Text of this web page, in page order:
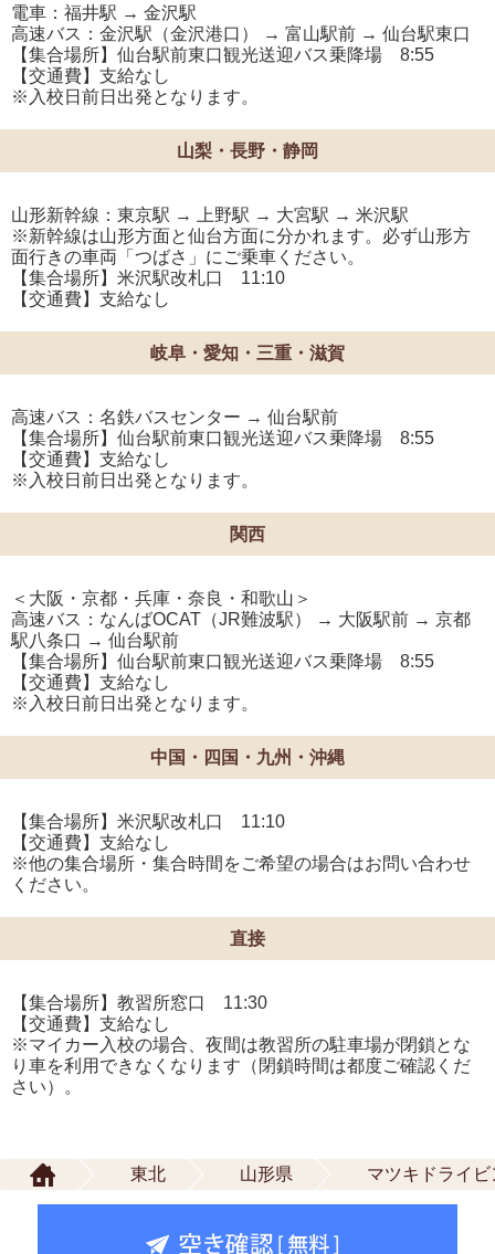
東北 山形県 マツキドライ
電車：福井駅 → 金沢駅
高速バス：金沢駅（金沢港口） → 富山駅前 → 仙台駅東口
【集合場所】仙台駅前東口観光送迎バス乗降場 8:55
【交通費】支給なし
※入校日前日出発となります。
山梨・長野・静岡
山形新幹線：東京駅 → 上野駅 → 大宮駅 → 米沢駅
※新幹線は山形方面と仙台方面に分かれます。必ず山形方
面行きの車両「つばさ」にご乗車ください。
【集合場所】米沢駅改札口 11:10
【交通費】支給なし
岐阜・愛知・三重・滋賀
高速バス：名鉄バスセンター → 仙台駅前
【集合場所】仙台駅前東口観光送迎バス乗降場 8:55
【交通費】支給なし
※入校日前日出発となります。
関西
＜大阪・京都・兵庫・奈良・和歌山＞
高速バス：なんばOCAT（JR難波駅） → 大阪駅前 → 京都
駅八条口 → 仙台駅前
【集合場所】仙台駅前東口観光送迎バス乗降場 8:55
【交通費】支給なし
※入校日前日出発となります。
中国・四国・九州・沖縄
【集合場所】米沢駅改札口 11:10
【交通費】支給なし
※他の集合場所・集合時間をご希望の場合はお問い合わせ
ください。
直接
【集合場所】教習所窓口 11:30
【交通費】支給なし
※マイカー入校の場合、夜間は教習所の駐車場が閉鎖とな
り車を利用できなくなります（閉鎖時間は都度ご確認くだ
さい）。